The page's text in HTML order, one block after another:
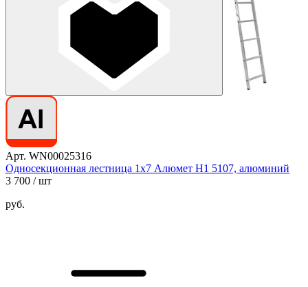
Арт. WN00025316
Односекционная лестница 1х7 Алюмет H1 5107, алюминий
3 700 / шт
руб.